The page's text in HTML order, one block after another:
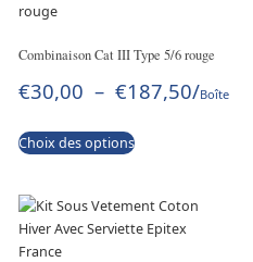
Combinaison Cat III Type 5/6 rouge
€30,00 – €187,50/Boîte
Choix des options